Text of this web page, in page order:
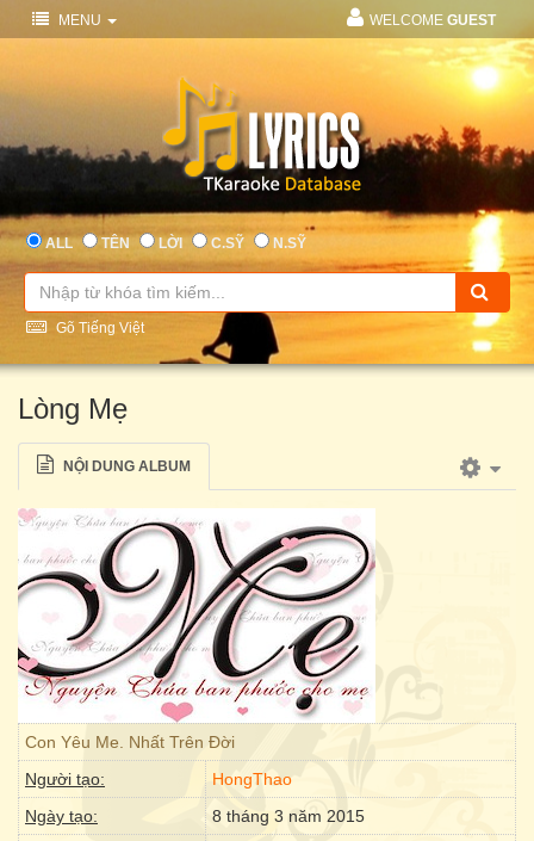
MENU WELCOME GUEST
ALL TÊN LỜI C.SỸ N.SỸ
Gõ Tiếng Việt
Lòng Mẹ
NỘI DUNG ALBUM
Con Yêu Me. Nhất Trên Đời
Người tạo:
HongThao
Ngày tạo:
8 tháng 3 năm 2015